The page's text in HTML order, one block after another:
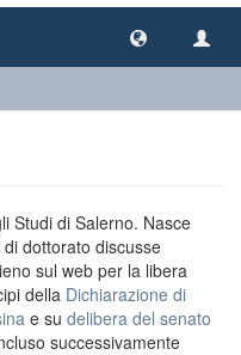
Studi di Salerno. Nasce
dottorato discusse
sul web per la libera
della Dichiarazione di
e su delibera del senato
successivamente